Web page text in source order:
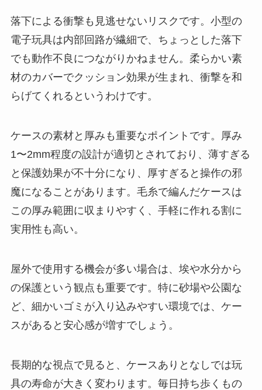
落下による衝撃も見逃せないリスクです。小型の
電子玩具は内部回路が繊細で、ちょっとした落下
でも動作不良につながりかねません。柔らかい素
材のカバーでクッション効果が生まれ、衝撃を和
らげてくれるというわけです。
ケースの素材と厚みも重要なポイントです。厚み
1〜2mm程度の設計が適切とされており、薄すぎる
と保護効果が不十分になり、厚すぎると操作の邪
魔になることがあります。毛糸で編んだケースは
この厚み範囲に収まりやすく、手軽に作れる割に
実用性も高い。
屋外で使用する機会が多い場合は、埃や水分から
の保護という観点も重要です。特に砂場や公園な
ど、細かいゴミが入り込みやすい環境では、ケー
スがあると安心感が増すでしょう。
長期的な視点で見ると、ケースありとなしでは玩
具の寿命が大きく変わります。毎日持ち歩くもの